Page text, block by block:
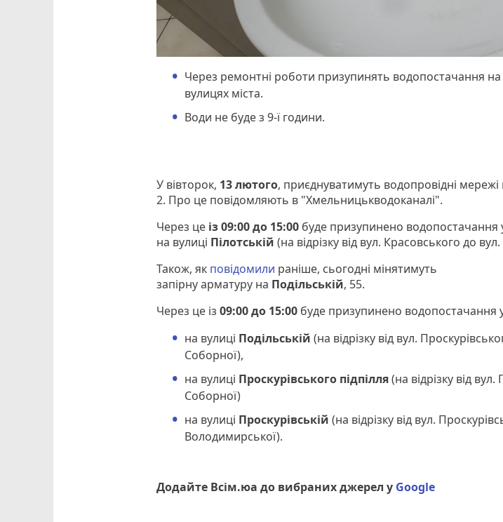
Через ремонтні роботи призупинять водопостачання
вулицях міста.
Води не буде з 9-ї години.
У вівторок, 13 лютого, приєднуватимуть водопровідні мережі
2. Про це повідомляють в "Хмельницькводоканалі".
Через це із 09:00 до 15:00 буде призупинено водопостачання
на вулиці Пілотській (на відрізку від вул. Красовського до
Також, як повідомили раніше, сьогодні мінятимуть
запірну арматуру на Подільській, 55.
Через це із09:00 до 15:00 буде призупинено водопостачання
на вулиці Подільській (на відрізку від вул.
Соборної),
на вулиці Проскурівського підпілля(на відрізку від
Соборної)
на вулиці Проскурівській (на відрізку від вул.
Володимирської).
Додайте Всім.юа до вибраних джерел у Google